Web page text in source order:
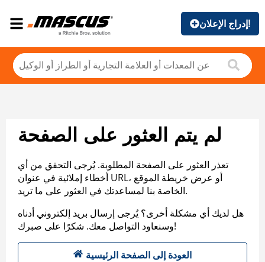
إدراج الإعلان!
لم يتم العثور على الصفحة
تعذر العثور على الصفحة المطلوبة. يُرجى التحقق من أي
أخطاء إملائية في عنوان URL، أو عرض خريطة الموقع
الخاصة بنا لمساعدتك في العثور على ما تريد.
هل لديك أي مشكلة أخرى؟ يُرجى إرسال بريد إلكتروني أدناه
وسنعاود التواصل معك. شكرًا على صبرك!
العودة إلى الصفحة الرئيسية